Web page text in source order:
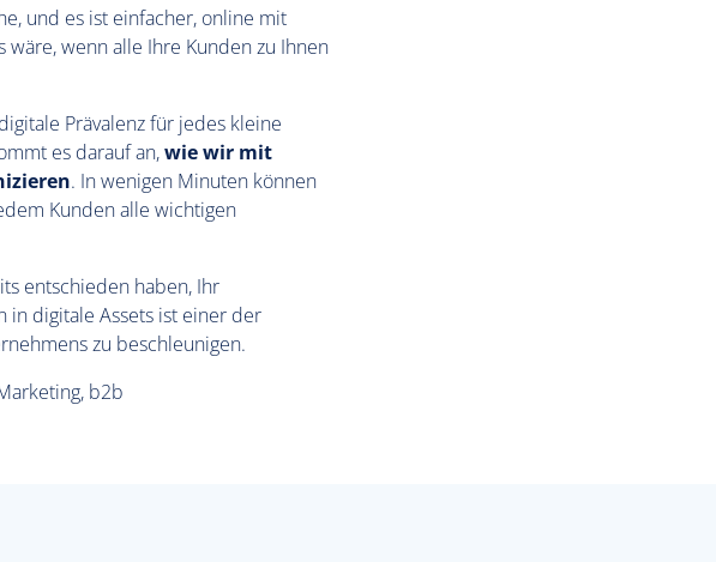
und es ist einfacher, online mit
wenn alle Ihre Kunden zu Ihnen
Prävalenz für jedes kleine
es darauf an,wie wir mit
. In wenigen Minuten können
Kunden alle wichtigen
entschieden haben, Ihr
in digitale Assets ist einer der
zu beschleunigen.
b2b